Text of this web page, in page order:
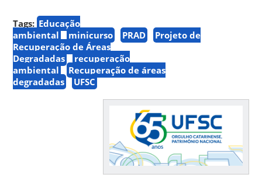
Tags: Educação
ambiental
minicurso PRAD
Projeto de
Recuperação de Áreas
Degradadas
recuperação
ambiental
Recuperação de áreas
degradadas
UFSC